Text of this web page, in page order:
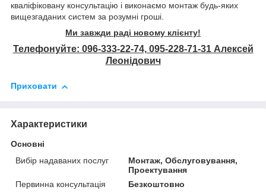
кваліфіковану консультацію і виконаємо монтаж будь-яких
вищезгаданих систем за розумні гроші.
Ми завжди раді новому клієнту!
Телефонуйте: 096-333-22-74, 095-228-71-31 Алексей
Леонідович
Приховати
Характеристики
Основні
Вибір надаваних послуг
Монтаж, Обслуговування,
Проектування
Первинна консультація
Безкоштовно